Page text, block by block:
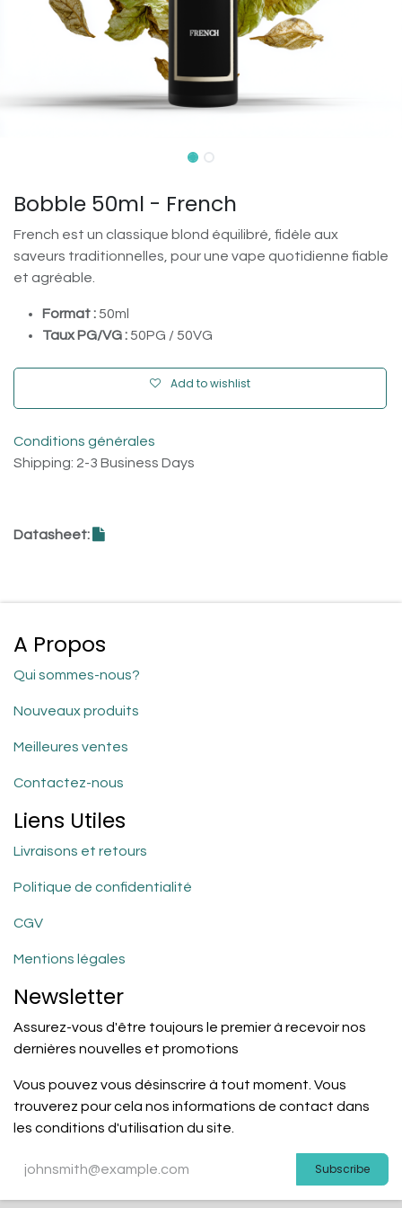
Bobble 50ml - French
French est un classique blond équilibré, fidèle aux
saveurs traditionnelles, pour une vape quotidienne fiable
et agréable.
Format :50ml
Taux PG/VG :50PG / 50VG
Add to wishlist
Conditions générales
Shipping: 2-3 Business Days
Datasheet:
A Propos
Qui sommes-nous?
Nouveaux produits
Meilleures ventes
Contactez-nous
Liens Utiles
Livraisons et retours
Politique de confidentialité
CGV
Mentions légales
Newsletter
Assurez-vous d'être toujours le premier à recevoir nos
dernières nouvelles et promotions
Vous pouvez vous désinscrire à tout moment. Vous
trouverez pour cela nos informations de contact dans
les conditions d'utilisation du site.
Subscribe